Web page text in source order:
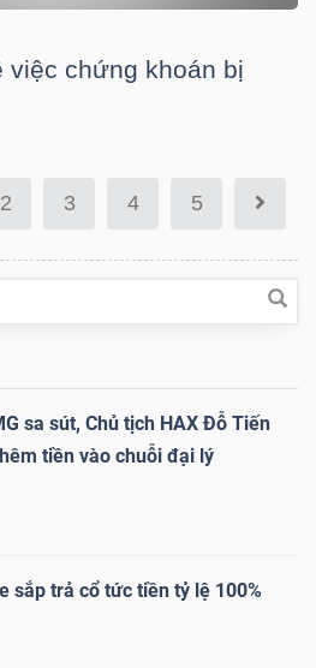
việc chứng khoán bị
2 3 4 5
sa sút, Chủ tịch HAX Đỗ Tiến
tiền vào chuỗi đại lý
sắp trả cổ tức tiền tỷ lệ 100%